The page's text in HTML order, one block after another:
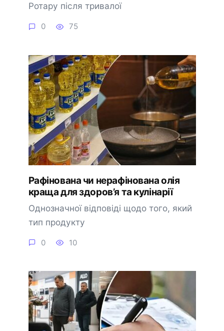
Ротару після тривалої
0 75
Рафінована чи нерафінована олія
краща для здоров’я та кулінарії
Однозначної відповіді щодо того, який
тип продукту
0 10